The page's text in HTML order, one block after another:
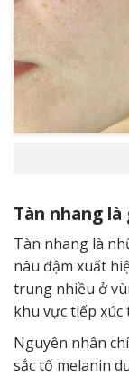
Tàn nhang
Tàn nhang là
nâu đậm xuất
trung nhiều ở
khu vực tiếp
Nguyên nhân
sắc tố melanin